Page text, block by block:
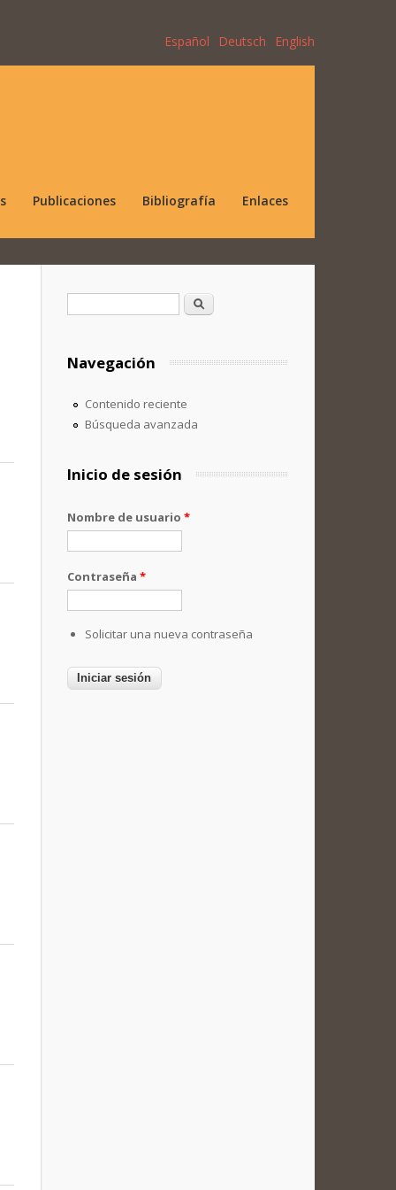
Español Deutsch English
Publicaciones Bibliografía Enlaces
Formulario de búsqueda
Buscar
Navegación
Contenido reciente
Búsqueda avanzada
Inicio de sesión
Nombre de usuario *
Contraseña *
Solicitar una nueva contraseña